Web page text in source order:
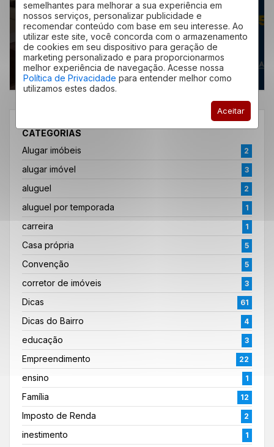
semelhantes para melhorar a sua experiência em
nossos serviços, personalizar publicidade e
recomendar conteúdo com base em seu interesse. Ao
utilizar este site, você concorda com o armazenamento
de cookies em seu dispositivo para geração de
marketing personalizado e para proporcionarmos
melhor experiência de navegação. Acesse nossa
Política de Privacidade para entender melhor como
utilizamos estes dados.
Aceitar
é morar e o que
você precisa
Residencial Ano
Bom
CATEGORIAS
Alugar imóbeis
2
alugar imóvel 3
aluguel 2
aluguel por temporada 1
carreira 1
Casa própria 5
Convenção 5
corretor de imóveis 3
Dicas 61
Dicas do Bairro 4
educação 3
Empreendimento 22
ensino 1
Família 12
Imposto de Renda 2
inestimento 1